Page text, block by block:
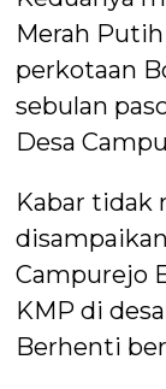
Merah
perkotaan
sebulan
Desa
Kabar tidak
Campurejo
KMP di
Berhenti